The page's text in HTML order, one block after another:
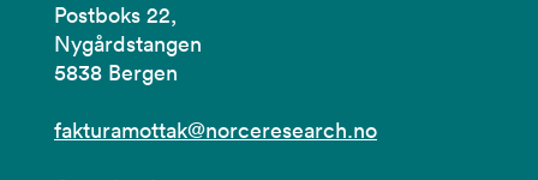
Postboks 22,
Nygårdstangen
5838 Bergen
fakturamottak@norceresearch.no